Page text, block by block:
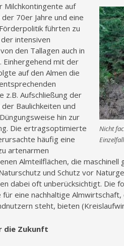
Nicht
Milchkontingente auf
70er Jahre und eine
führten zu
intensiven
den Tallagen auch in
Einhergehend mit der
auf den Almen die
z.B. Aufschließung der
Baulichkeiten und
hin zur
Die ertragsoptimierte
häufig eine
artenarmen
Almteilflächen, die
und Schutz vor
dabei oft unberücksichtigt. Die
für eine nachhaltige
steht, bieten
die Zukunft